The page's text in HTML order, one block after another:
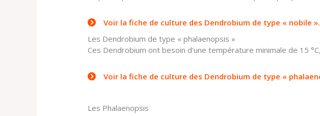
Voir la fiche de culture des Dendrobium de type « nobile ».
Les Dendrobium de type « phalaenopsis »
Ces Dendrobium ont besoin d’une température minimale de 15
Voir la fiche de culture des Dendrobium de type «
Les Phalaenopsis